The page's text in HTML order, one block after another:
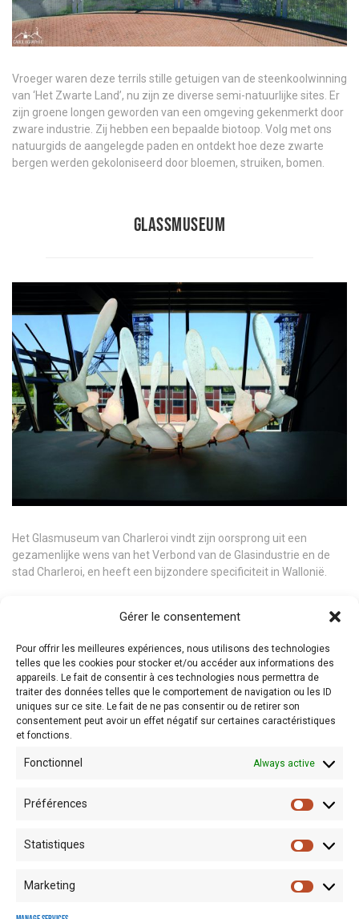
Gérer le consentement
Pour offrir les meilleures expériences, nous utilisons des technologies
telles que les cookies pour stocker et/ou accéder aux informations des
appareils. Le fait de consentir à ces technologies nous permettra de
traiter des données telles que le comportement de navigation ou les ID
uniques sur ce site. Le fait de ne pas consentir ou de retirer son
consentement peut avoir un effet négatif sur certaines caractéristiques
et fonctions.
Fonctionnel Always active
Préférences
Statistiques
Marketing
Vroeger waren deze terrils stille getuigen van de steenkoolwinning
van ‘Het Zwarte Land’, nu zijn ze diverse semi-natuurlijke sites. Er
zijn groene longen geworden van een omgeving gekenmerkt door
zware industrie. Zij hebben een bepaalde biotoop. Volg met ons
natuurgids de aangelegde paden en ontdekt hoe deze zwarte
bergen werden gekoloniseerd door bloemen, struiken, bomen.
Glassmuseum
Het Glasmuseum van Charleroi vindt zijn oorsprong uit een
gezamenlijke wens van het Verbond van de Glasindustrie en de
stad Charleroi, en heeft een bijzondere specificiteit in Wallonië.
de toekomst van het glasmateriaal, maar het museum biedt ook
Wallonië, waarvan de rijkdom een integraal onderdeel is van de
identiteit van de regio. Het handhaven en de waardering van deze
geschiedenis zijn de twee essentiële opdrachten van de instelling.
De collecties bevatten nu meer dan 6000 stukken glas en
gereedschappen, en beslaan een zeer brede periode, van het
Myceense tijdperk tot hedendaagse meesterwerken van glas.